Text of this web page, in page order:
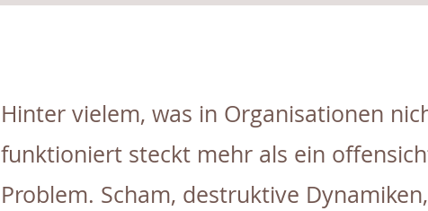
Hinter vielem, was in Organisationen
funktioniert steckt mehr als ein
Problem. Scham, destruktive Dynamiken,